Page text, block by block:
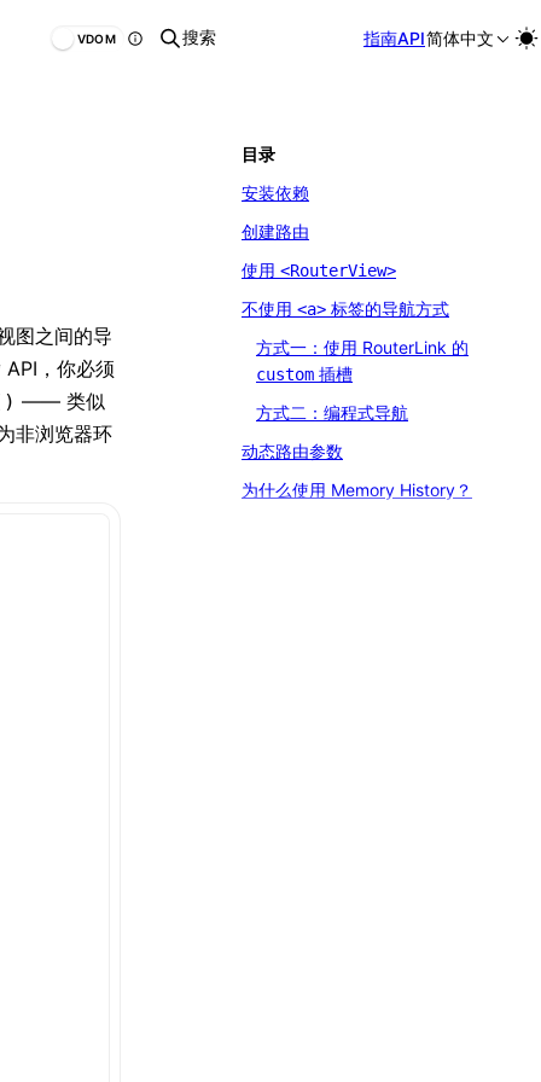
VDOM 搜索 指南API简体中文
图之间的导
，你必须
—— 类似
非浏览器环
目录
安装依赖
创建路由
使用 <RouterView>
不使用 <a> 标签的导航方式
方式一：使用 RouterLink 的
custom 插槽
方式二：编程式导航
动态路由参数
为什么使用 Memory History？